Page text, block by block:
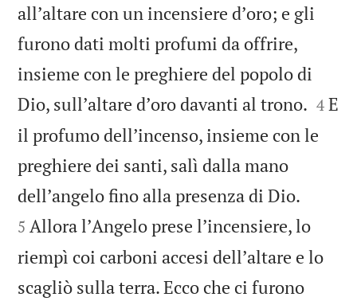
allʼaltare con un incensiere dʼoro; e gli
furono dati molti profumi da offrire,
insieme con le preghiere del popolo di
Dio, sullʼaltare dʼoro davanti al trono. 

4 E
il profumo dellʼincenso, insieme con le
preghiere dei santi, salì dalla mano
dellʼangelo fino alla presenza di Dio.
5 Allora lʼAngelo prese lʼincensiere, lo
riempì coi carboni accesi dellʼaltare e lo
scagliò sulla terra. Ecco che ci furono